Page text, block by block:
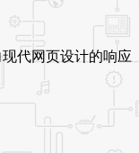
代网页设计的响应